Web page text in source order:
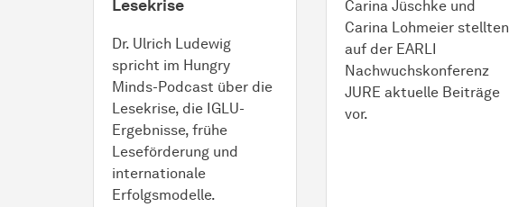
Lesekrise
Dr. Ulrich Ludewig
spricht im Hungry
Minds-Podcast über die
Lesekrise, die IGLU-
Ergebnisse, frühe
Leseförderung und
internationale
Erfolgsmodelle.
Carina Jüschke und
Carina Lohmeier stellten
auf der EARLI
Nachwuchskonferenz
JURE aktuelle Beiträge
vor.